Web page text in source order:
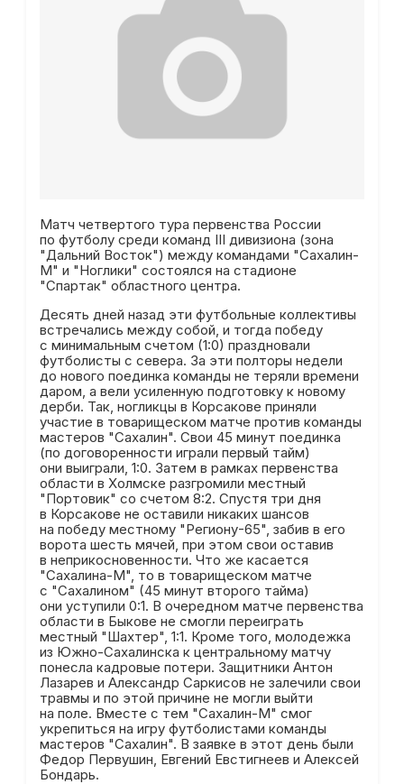
Матч четвертого тура первенства России
по футболу среди команд III дивизиона (зона
"Дальний Восток") между командами "Сахалин-
М" и "Ноглики" состоялся на стадионе
"Спартак" областного центра.
Десять дней назад эти футбольные коллективы
встречались между собой, и тогда победу
с минимальным счетом (1:0) праздновали
футболисты с севера. За эти полторы недели
до нового поединка команды не теряли времени
даром, а вели усиленную подготовку к новому
дерби. Так, ногликцы в Корсакове приняли
участие в товарищеском матче против команды
мастеров "Сахалин". Свои 45 минут поединка
(по договоренности играли первый тайм)
они выиграли, 1:0. Затем в рамках первенства
области в Холмске разгромили местный
"Портовик" со счетом 8:2. Спустя три дня
в Корсакове не оставили никаких шансов
на победу местному "Региону-65", забив в его
ворота шесть мячей, при этом свои оставив
в неприкосновенности. Что же касается
"Сахалина-М", то в товарищеском матче
с "Сахалином" (45 минут второго тайма)
они уступили 0:1. В очередном матче первенства
области в Быкове не смогли переиграть
местный "Шахтер", 1:1. Кроме того, молодежка
из Южно-Сахалинска к центральному матчу
понесла кадровые потери. Защитники Антон
Лазарев и Александр Саркисов не залечили свои
травмы и по этой причине не могли выйти
на поле. Вместе с тем "Сахалин-М" смог
укрепиться на игру футболистами команды
мастеров "Сахалин". В заявке в этот день были
Федор Первушин, Евгений Евстигнеев и Алексей
Бондарь.